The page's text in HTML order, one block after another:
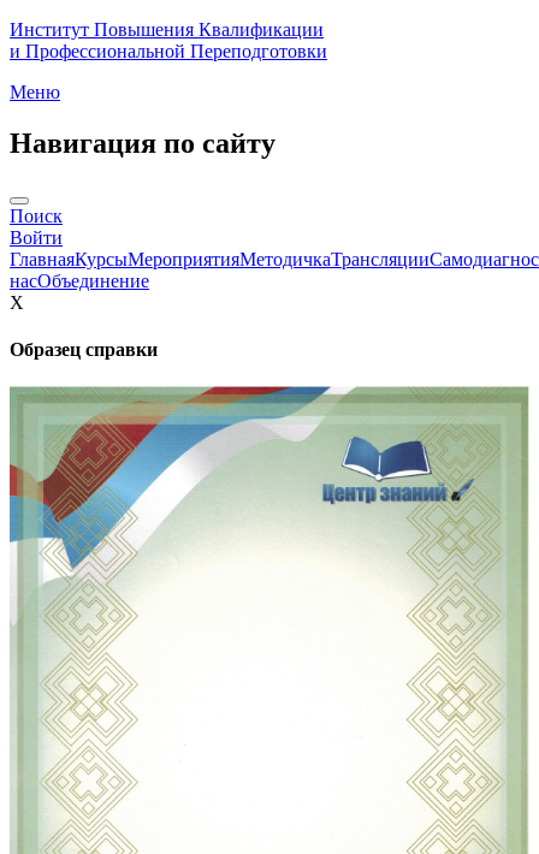
Институт Повышения Квалификации
и Профессиональной Переподготовки
Меню
Навигация по сайту
Поиск
Войти
ГлавнаяКурсыМероприятияМетодичкаТрансляции
насОбъединение
X
Образец справки